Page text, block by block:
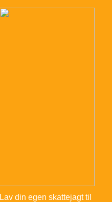
Lav din egen skattejagt til